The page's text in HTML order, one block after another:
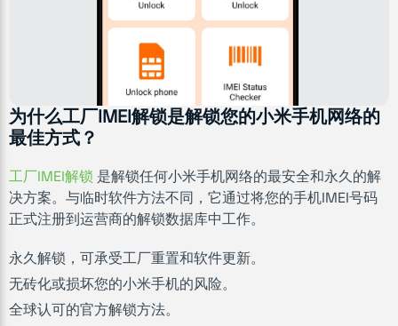
为什么工厂IMEI解锁是解锁您的小米手机网络的
最佳方式？
工厂IMEI解锁 是解锁任何小米手机网络的最安全和永久的解
决方案。与临时软件方法不同，它通过将您的手机IMEI号码
正式注册到运营商的解锁数据库中工作。
永久解锁，可承受工厂重置和软件更新。
无砖化或损坏您的小米手机的风险。
全球认可的官方解锁方法。